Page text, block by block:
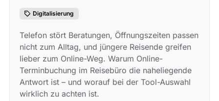
Digitalisierung
Telefon stört Beratungen, Öffnungszeiten passen
nicht zum Alltag, und jüngere Reisende greifen
lieber zum Online-Weg. Warum Online-
Terminbuchung im Reisebüro die naheliegende
Antwort ist – und worauf bei der Tool-Auswahl
wirklich zu achten ist.